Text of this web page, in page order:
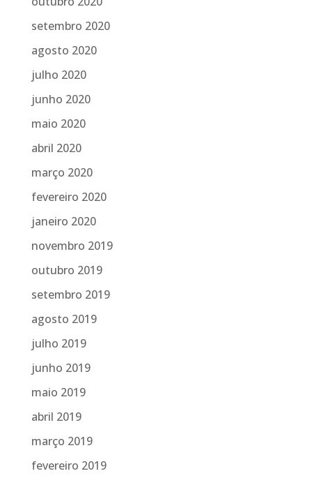
setembro 2020
agosto 2020
julho 2020
junho 2020
maio 2020
abril 2020
março 2020
fevereiro 2020
janeiro 2020
novembro 2019
outubro 2019
setembro 2019
agosto 2019
julho 2019
junho 2019
maio 2019
abril 2019
março 2019
fevereiro 2019